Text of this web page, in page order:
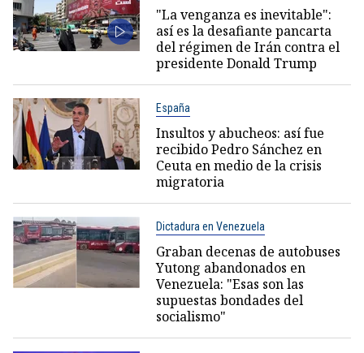
"La venganza es inevitable":
así es la desafiante pancarta
del régimen de Irán contra el
presidente Donald Trump
España
Insultos y abucheos: así fue
recibido Pedro Sánchez en
Ceuta en medio de la crisis
migratoria
Dictadura en Venezuela
Graban decenas de autobuses
Yutong abandonados en
Venezuela: "Esas son las
supuestas bondades del
socialismo"